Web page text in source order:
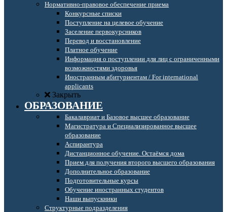
Нормативно-правовое обеспечение приема
Конкурсные списки
Поступление на целевое обучение
Заселение первокурсников
Перевод и восстановление
Платное обучение
Информация о поступлении для лиц с ограниченными
возможностями здоровья
Иностранным абитуриентам / For international
applicants
Закрыть
ОБРАЗОВАНИЕ
Бакалавриат и Базовое высшее образование
Магистратура и Специализированное высшее
образование
Аспирантура
Дистанционное обучение. Остаёмся дома
Прием для получения второго высшего образования
Дополнительное образование
Подготовительные курсы
Обучение иностранных студентов
Наши выпускники
Структурные подразделения